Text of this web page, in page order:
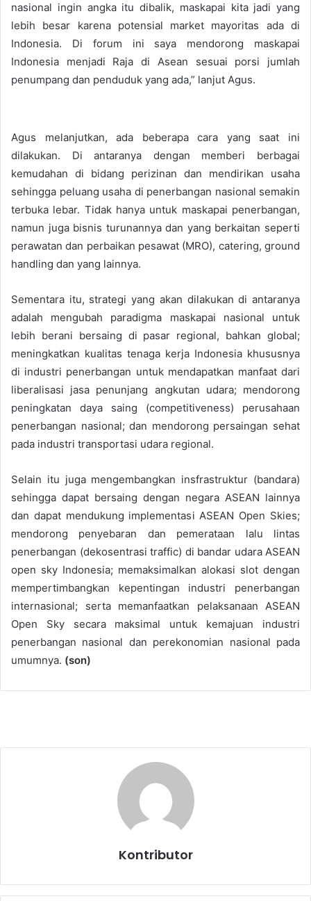
nasional ingin angka itu dibalik, maskapai kita jadi yang
lebih besar karena potensial market mayoritas ada di
Indonesia. Di forum ini saya mendorong maskapai
Indonesia menjadi Raja di Asean sesuai porsi jumlah
penumpang dan penduduk yang ada,” lanjut Agus.
Agus melanjutkan, ada beberapa cara yang saat ini
dilakukan. Di antaranya dengan memberi berbagai
kemudahan di bidang perizinan dan mendirikan usaha
sehingga peluang usaha di penerbangan nasional semakin
terbuka lebar. Tidak hanya untuk maskapai penerbangan,
namun juga bisnis turunannya dan yang berkaitan seperti
perawatan dan perbaikan pesawat (MRO), catering, ground
handling dan yang lainnya.
Sementara itu, strategi yang akan dilakukan di antaranya
adalah mengubah paradigma maskapai nasional untuk
lebih berani bersaing di pasar regional, bahkan global;
meningkatkan kualitas tenaga kerja Indonesia khususnya
di industri penerbangan untuk mendapatkan manfaat dari
liberalisasi jasa penunjang angkutan udara; mendorong
peningkatan daya saing (competitiveness) perusahaan
penerbangan nasional; dan mendorong persaingan sehat
pada industri transportasi udara regional.
Selain itu juga mengembangkan insfrastruktur (bandara)
sehingga dapat bersaing dengan negara ASEAN lainnya
dan dapat mendukung implementasi ASEAN Open Skies;
mendorong penyebaran dan pemerataan lalu lintas
penerbangan (dekosentrasi traffic) di bandar udara ASEAN
open sky Indonesia; memaksimalkan alokasi slot dengan
mempertimbangkan kepentingan industri penerbangan
internasional; serta memanfaatkan pelaksanaan ASEAN
Open Sky secara maksimal untuk kemajuan industri
penerbangan nasional dan perekonomian nasional pada
umumnya. (son)
Kontributor